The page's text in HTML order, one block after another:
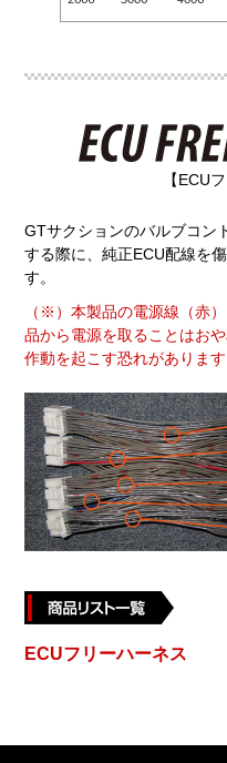
【ECU
GTサクションのバルブコン
する際に、純正ECU配線を
す。
（※）本製品の電源線（赤
品から電源を取ることはお
作動を起こす恐れがあります
ECUフリーハーネス